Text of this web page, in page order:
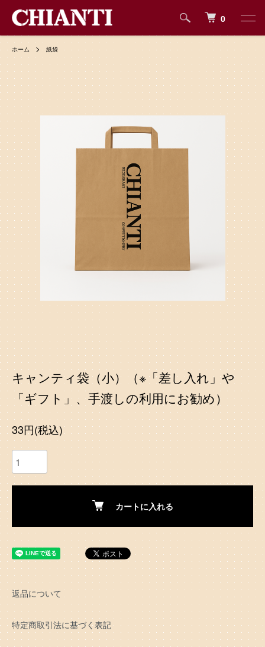
0
ホーム 紙袋
キャンティ袋（小）（※「差し入れ」や
「ギフト」、手渡しの利用にお勧め）
33円(税込)
カートに入れる
返品について
特定商取引法に基づく表記